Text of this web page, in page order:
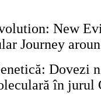
New
Journey
ă: Dovezi
în jurul